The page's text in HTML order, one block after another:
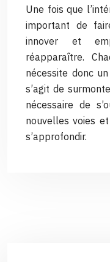
Une fois que
important de
innover et
réapparaître.
nécessite donc
s’agit de
nécessaire de
nouvelles voies
s’approfondir.